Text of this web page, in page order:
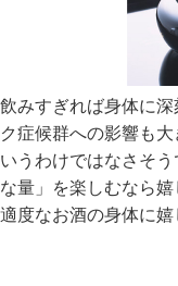
飲みすぎれば身体に
ク症候群への影響も
いうわけではなさそ
な量」を楽しむなら
適度なお酒の身体に嬉